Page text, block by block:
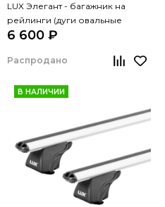
LUX Элегант - багажник на
рейлинги (дуги овальные
серые, 1,3м)
6 600 ₽
Распродано
В НАЛИЧИИ